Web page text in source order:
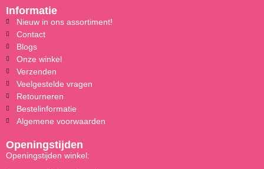
Informatie
Nieuw in ons assortiment!
Contact
Blogs
Onze winkel
Verzenden
Veelgestelde vragen
Retourneren
Bestelinformatie
Algemene voorwaarden
Openingstijden
Openingstijden winkel: